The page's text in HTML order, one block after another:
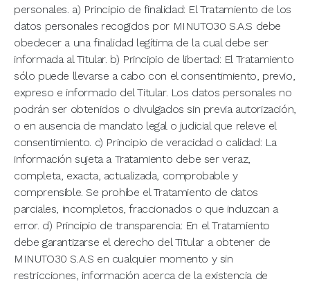
personales. a) Principio de finalidad: El Tratamiento de los
datos personales recogidos por MINUTO30 S.A.S debe
obedecer a una finalidad legítima de la cual debe ser
informada al Titular. b) Principio de libertad: El Tratamiento
sólo puede llevarse a cabo con el consentimiento, previo,
expreso e informado del Titular. Los datos personales no
podrán ser obtenidos o divulgados sin previa autorización,
o en ausencia de mandato legal o judicial que releve el
consentimiento. c) Principio de veracidad o calidad: La
información sujeta a Tratamiento debe ser veraz,
completa, exacta, actualizada, comprobable y
comprensible. Se prohíbe el Tratamiento de datos
parciales, incompletos, fraccionados o que induzcan a
error. d) Principio de transparencia: En el Tratamiento
debe garantizarse el derecho del Titular a obtener de
MINUTO30 S.A.S en cualquier momento y sin
restricciones, información acerca de la existencia de